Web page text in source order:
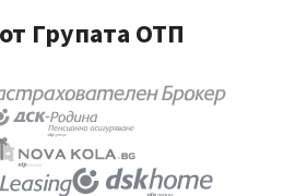
Групата ОТП